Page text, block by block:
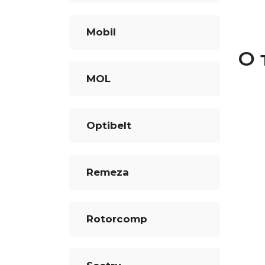
Mobil
MOL
Optibelt
Remeza
Rotorcomp
О